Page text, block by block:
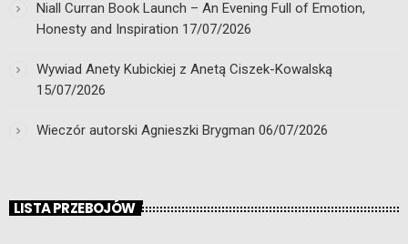
Niall Curran Book Launch – An Evening Full of Emotion,
Honesty and Inspiration 17/07/2026
Wywiad Anety Kubickiej z Anetą Ciszek-Kowalską
15/07/2026
Wieczór autorski Agnieszki Brygman 06/07/2026
LISTA PRZEBOJÓW